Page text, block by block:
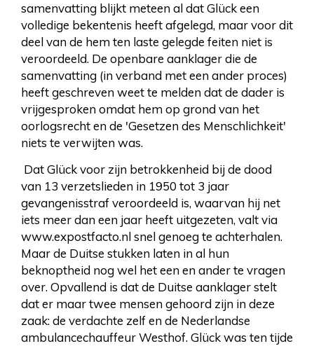
samenvatting blijkt meteen al dat Glück een
volledige bekentenis heeft afgelegd, maar voor dit
deel van de hem ten laste gelegde feiten niet is
veroordeeld. De openbare aanklager die de
samenvatting (in verband met een ander proces)
heeft geschreven weet te melden dat de dader is
vrijgesproken omdat hem op grond van het
oorlogsrecht en de 'Gesetzen des Menschlichkeit'
niets te verwijten was.
Dat Glück voor zijn betrokkenheid bij de dood
van 13 verzetslieden in 1950 tot 3 jaar
gevangenisstraf veroordeeld is, waarvan hij net
iets meer dan een jaar heeft uitgezeten, valt via
www.expostfacto.nl snel genoeg te achterhalen.
Maar de Duitse stukken laten in al hun
beknoptheid nog wel het een en ander te vragen
over. Opvallend is dat de Duitse aanklager stelt
dat er maar twee mensen gehoord zijn in deze
zaak: de verdachte zelf en de Nederlandse
ambulancechauffeur Westhof. Glück was ten tijde